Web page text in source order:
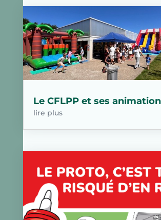
Le CFLPP et ses
lire plus